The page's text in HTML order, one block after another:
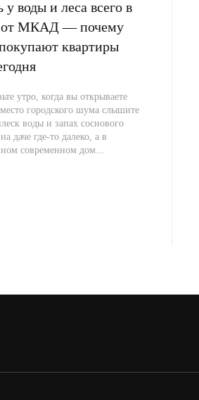
воды и леса всего в
от МКАД — почему
квартиры
утро, когда вы открываете
городского шума слышите
воды и запах соснового
даче где-то далеко, а в
современном дом...